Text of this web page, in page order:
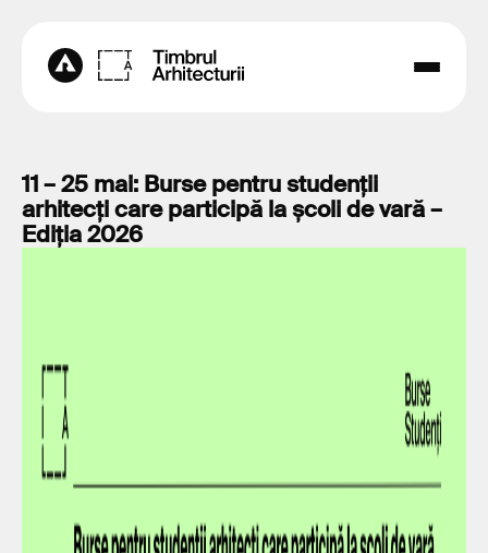
11 – 25 mai: Burse pentru studenții
arhitecți care participă la școli de vară –
Ediția 2026